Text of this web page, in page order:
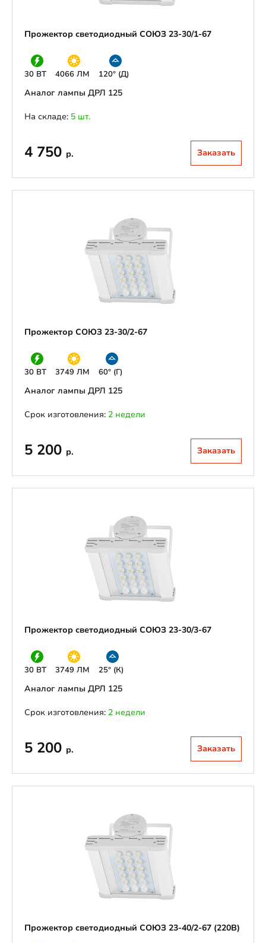
Прожектор светодиодный СОЮЗ 23-30/1-67
30 ВТ 4066 ЛМ 120° (Д)
Аналог лампы ДРЛ 125
На складе: 5 шт.
4 750 р. Заказать
Прожектор СОЮЗ 23-30/2-67
30 ВТ 3749 ЛМ 60° (Г)
Аналог лампы ДРЛ 125
Срок изготовления: 2 недели
5 200 р. Заказать
Прожектор светодиодный СОЮЗ 23-30/3-67
30 ВТ 3749 ЛМ 25° (К)
Аналог лампы ДРЛ 125
Срок изготовления: 2 недели
5 200 р. Заказать
Прожектор светодиодный СОЮЗ 23-40/2-67 (220В)